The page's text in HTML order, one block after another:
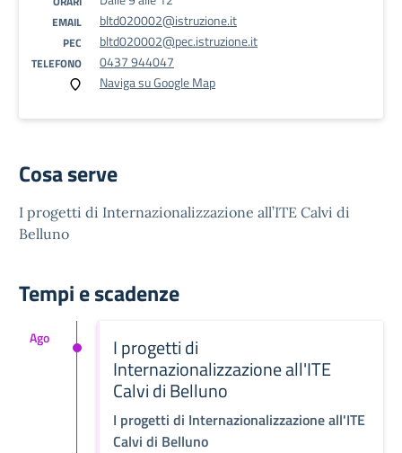
EMAIL bltd020002@istruzione.it
PEC bltd020002@pec.istruzione.it
TELEFONO
0437 944047
Naviga su Google Map
Cosa serve
I progetti di Internazionalizzazione all’ITE Calvi di
Belluno
Tempi e scadenze
I progetti di
Internazionalizzazione all'ITE
Calvi di Belluno
I progetti di Internazionalizzazione all'ITE
Calvi di Belluno
Ago